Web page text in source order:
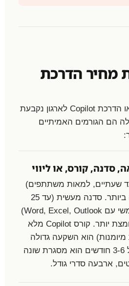
מחיר הדרכת
עלות סדנת Copilot או הדרכת Copilot לארגון נקבעת
הם הגורמים האמיתיים
סדנה, קורס, או ליווי
שעתיים, למאות משתתפים)
היא ההצעה הפשוטה ביותר. סדנה מעשית (עד 25
משתתפים, תרגול ממשי עם Word, Excel, Outlook)
היא עמוקה יותר ומאומצת יותר. קורס Copilot מלא
הוא השקעה גדולה
יותר. ליווי הטמעה של 3-6 חודשים הוא מסגרת שונה
ארבעה סדרי גודל.